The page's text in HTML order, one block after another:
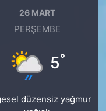
26 MART
PERŞEMBE
5°
düzensiz yağmur